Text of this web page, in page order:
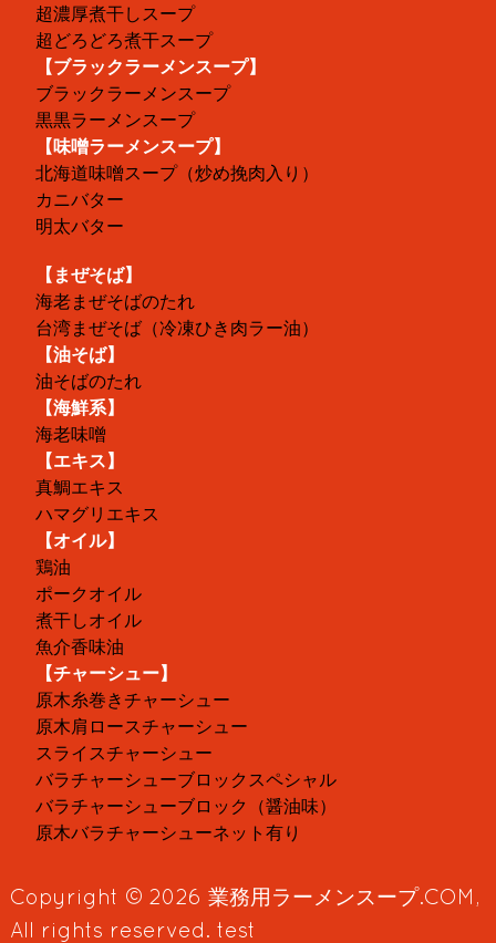
超濃厚煮干しスープ
超どろどろ煮干スープ
【ブラックラーメンスープ】
ブラックラーメンスープ
黒黒ラーメンスープ
【味噌ラーメンスープ】
北海道味噌スープ（炒め挽肉入り）
カニバター
明太バター
【まぜそば】
海老まぜそばのたれ
台湾まぜそば（冷凍ひき肉ラー油）
【油そば】
油そばのたれ
【海鮮系】
海老味噌
【エキス】
真鯛エキス
ハマグリエキス
【オイル】
鶏油
ポークオイル
煮干しオイル
魚介香味油
【チャーシュー】
原木糸巻きチャーシュー
原木肩ロースチャーシュー
スライスチャーシュー
バラチャーシューブロックスペシャル
バラチャーシューブロック（醤油味）
原木バラチャーシューネット有り
Copyright © 2026 業務用ラーメンスープ.COM ,
All rights reserved. test